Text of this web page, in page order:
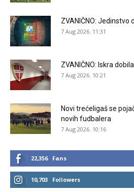
ZVANIČNO: Jedinstvo
7 Aug 2026. 11:31
ZVANIČNO: Iskra
7 Aug 2026. 10:21
Novi trećeligaš se
novih fudbalera
7 Aug 2026. 10:16
22,356 Fans
10,703 Followers